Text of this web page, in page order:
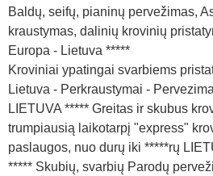
Baldų, seifų, pianinų pervežimas,
kraustymas, dalinių krovinių
Europa - Lietuva *****
Kroviniai ypatingai svarbiems
Lietuva - Perkraustymai -
LIETUVA ***** Greitas ir skubus
trumpiausią laikotarpį "express"
paslaugos, nuo durų iki *****rų
***** Skubių, svarbių Parodų